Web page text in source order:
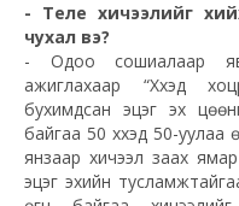
- Теле хичээлийг
чухал вэ?
- Одоо сошиалаар явж
ажиглахаар “Хүүхэд
бухимдсан эцэг эх
байгаа 50 хүүхэд 50-уулаа
янзаар хичээл заах ямар
эцэг эхийн